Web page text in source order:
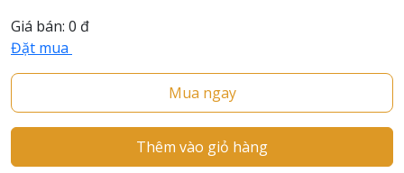
Giá bán: 0 đ
Đặt mua
Mua ngay
Thêm vào giỏ hàng